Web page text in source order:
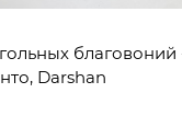
благовоний
Darshan